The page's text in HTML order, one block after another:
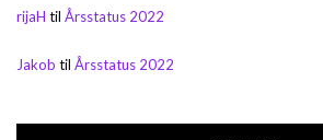
rijaH til Årsstatus 2022
Jakob til Årsstatus 2022